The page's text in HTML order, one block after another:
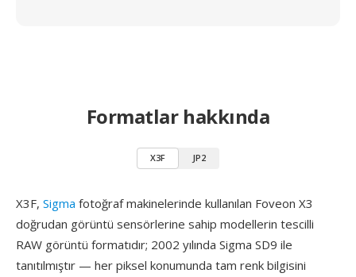
Formatlar hakkında
X3F JP2
X3F, Sigma fotoğraf makinelerinde kullanılan Foveon X3
doğrudan görüntü sensörlerine sahip modellerin tescilli
RAW görüntü formatıdır; 2002 yılında Sigma SD9 ile
tanıtılmıştır — her piksel konumunda tam renk bilgisini